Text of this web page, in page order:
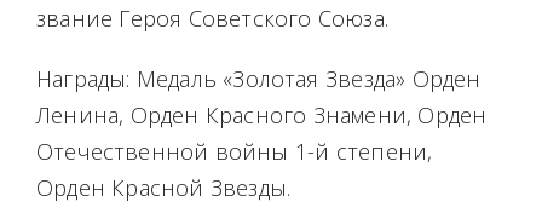
звание Героя Советского Союза.
Награды: Медаль «Золотая Звезда» Орден
Ленина, Орден Красного Знамени, Орден
Отечественной войны 1-й степени,
Орден Красной Звезды.